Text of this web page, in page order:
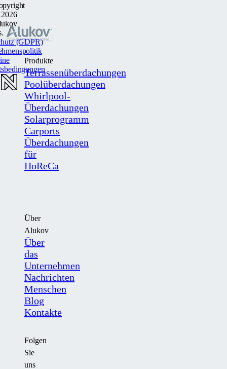
Produkte
Terrassenüberdachungen
Poolüberdachungen
Whirlpool-
Überdachungen
Solarprogramm
Carports
Überdachungen
für
HoReCa
Über
Alukov
Über
das
Unternehmen
Nachrichten
Menschen
Blog
Kontakte
Folgen
Sie
uns
(GDPR)